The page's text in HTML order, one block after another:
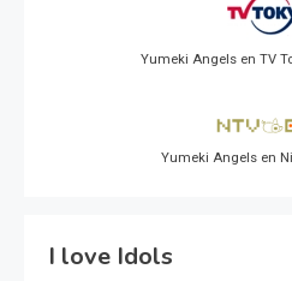
Yumeki Angels en TV
Yumeki Angels en
I love Idols